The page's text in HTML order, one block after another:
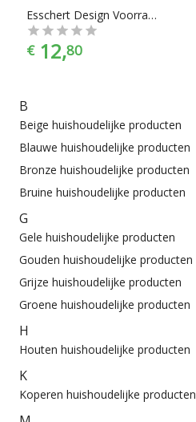
Esschert Design Voorraadblik - Knoflook
€ 12,80
B
Beige huishoudelijke producten
Blauwe huishoudelijke producten
Bronze huishoudelijke producten
Bruine huishoudelijke producten
G
Gele huishoudelijke producten
Gouden huishoudelijke producten
Grijze huishoudelijke producten
Groene huishoudelijke producten
H
Houten huishoudelijke producten
K
Koperen huishoudelijke producten